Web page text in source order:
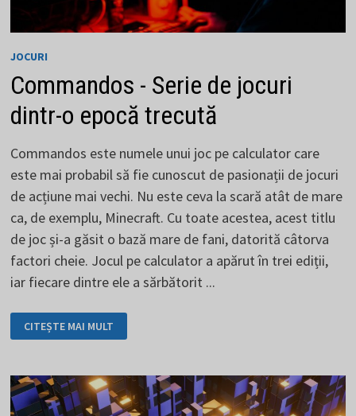
JOCURI
Commandos - Serie de jocuri
dintr-o epocă trecută
Commandos este numele unui joc pe calculator care
este mai probabil să fie cunoscut de pasionații de jocuri
de acțiune mai vechi. Nu este ceva la scară atât de mare
ca, de exemplu, Minecraft. Cu toate acestea, acest titlu
de joc și-a găsit o bază mare de fani, datorită câtorva
factori cheie. Jocul pe calculator a apărut în trei ediții,
iar fiecare dintre ele a sărbătorit ...
COMMANDOS
-
SERIE
DINTR-
O
EPOCĂ
TRECUTĂ
CITEȘTE MAI MULT